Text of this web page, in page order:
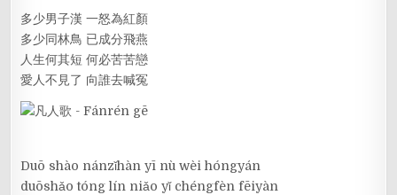
多少男子漢 一怒為紅顏
多少同林鳥 已成分飛燕
人生何其短 何必苦苦戀
愛人不見了 向誰去喊冤
Duō shào nánzǐhàn yī nù wèi hóngyán
duōshǎo tóng lín niǎo yǐ chéngfèn fēiyàn